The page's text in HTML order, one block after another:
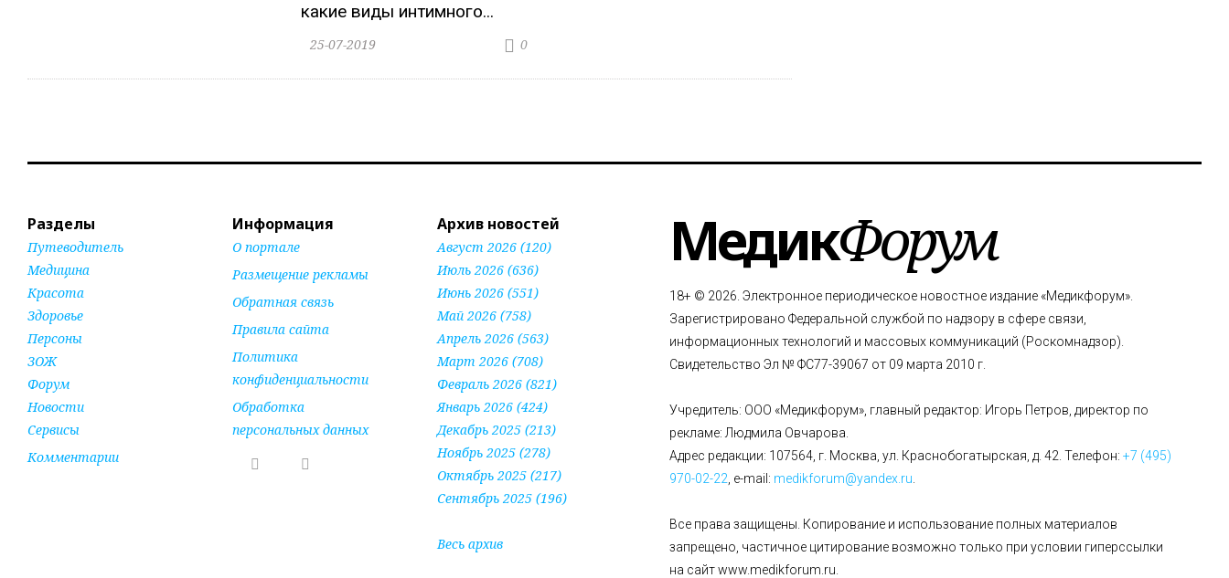
какие виды интимного...
0
25-07-2019
Разделы
Путеводитель
Медицина
Красота
Здоровье
Персоны
ЗОЖ
Форум
Новости
Сервисы
Комментарии
Информация
О портале
Размещение рекламы
Обратная связь
Правила сайта
Политика
конфиденциальности
Обработка
персональных данных
Архив новостей
Август 2026 (120)
Июль 2026 (636)
Июнь 2026 (551)
Май 2026 (758)
Апрель 2026 (563)
Март 2026 (708)
Февраль 2026 (821)
Январь 2026 (424)
Декабрь 2025 (213)
Ноябрь 2025 (278)
Октябрь 2025 (217)
Сентябрь 2025 (196)
Весь архив
МедикФорум
18+ © 2026. Электронное периодическое новостное издание «Медикфорум».
Зарегистрировано Федеральной службой по надзору в сфере связи,
информационных технологий и массовых коммуникаций (Роскомнадзор).
Свидетельство Эл № ФС77-39067 от 09 марта 2010 г.
Учредитель: ООО «Медикфорум», главный редактор: Игорь Петров, директор по
рекламе: Людмила Овчарова.
Адрес редакции: 107564, г. Москва, ул. Краснобогатырская, д. 42. Телефон: +7 (495)
970-02-22 , e-mail: medikforum@yandex.ru
Все права защищены. Копирование и использование полных материалов
запрещено, частичное цитирование возможно только при условии гиперссылки
на сайт www.medikforum.ru.